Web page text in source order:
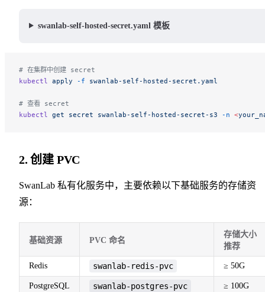
swanlab-self-hosted-secret.yaml 模板
# 在集群中创建 secret
kubectl apply -f swanlab-self-hosted-secret.yaml
# 查看 secret
kubectl get secret swanlab-self-hosted-secret-s3 -n <
2. 创建 PVC
SwanLab 私有化服务中，主要依赖以下基础服务的存储资
源：
基础资源 PVC 命名
存储大小
推荐
Redis swanlab-redis-pvc ≥ 50G
PostgreSQL swanlab-postgres-pvc ≥ 100G